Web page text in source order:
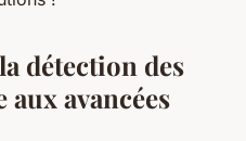
détection des
aux avancées